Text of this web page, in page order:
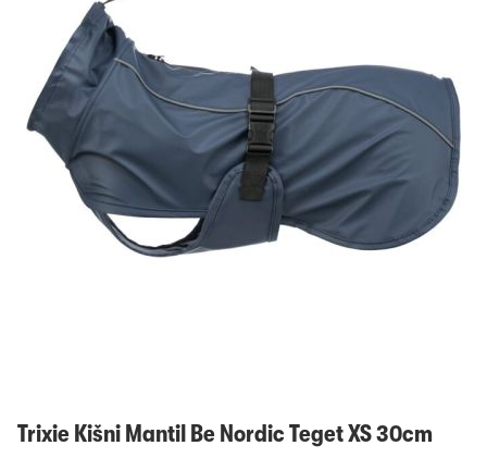
Prijavi se
Trixie Kišni Mantil Be Nordic Teget XS 30cm